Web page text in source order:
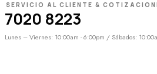
SERVICIO AL CLIENTE &
7020 8223
Lunes – Viernes: 10:00am - 6:00pm / Sábados: